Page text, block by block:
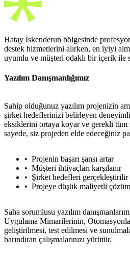
Hatay İskenderun bölgesinde
destek hizmetlerini alırken, en iyiyi
uyumlu ve müşteri odaklı bir içerik ile
Yazılım Danışmanlığımız
Sahip olduğunuz yazılım projenizin
şirket hedeflerinizi belirleyen
eksiklerini ortaya koyar ve gerekli tüm
sayede, siz projeden elde edeceğiniz
Projenin başarı şansı artar
Müşteri ihtiyaçları karşılanır
Şirket hedefleri gerçekleştirilir
Projeye düşük maliyetli
Saha sorumlusu yazılım
Uygulama Mimarilerinin,
geliştirilmesi, test edilmesi ve
barındıran çalışmalarınızı yürütür.